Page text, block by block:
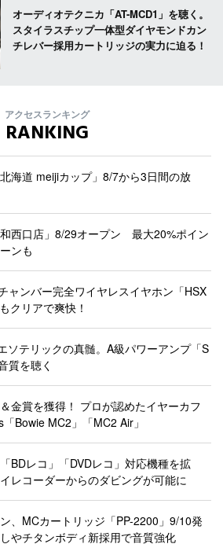
オーディオテクニカ「AT-MCD1」を聴く。
スタイラスチップ一体型ダイヤモンドカン
チレバー採用カートリッジの実力に迫る！
アクセスランキング
RANKING
海道 meijiカップ」8/7から3日間の放
和西口店」8/29オープン 最大20%ポイン
ンも
ャンバー完全ワイヤレスイヤホン「HSX
クリアで爽快！
ソテリックの真髄。A級パワーアンプ「S
質を聴く
金賞を獲得！ プロが認めたイヤーカフ
Bowie MC2」「MC2 Air」
BDレコ」「DVDレコ」対応機種を拡
レコーダーからのダビングが可能に
、MCカートリッジ「PP-2200」9/10発
やチタンボディ新採用で音質強化